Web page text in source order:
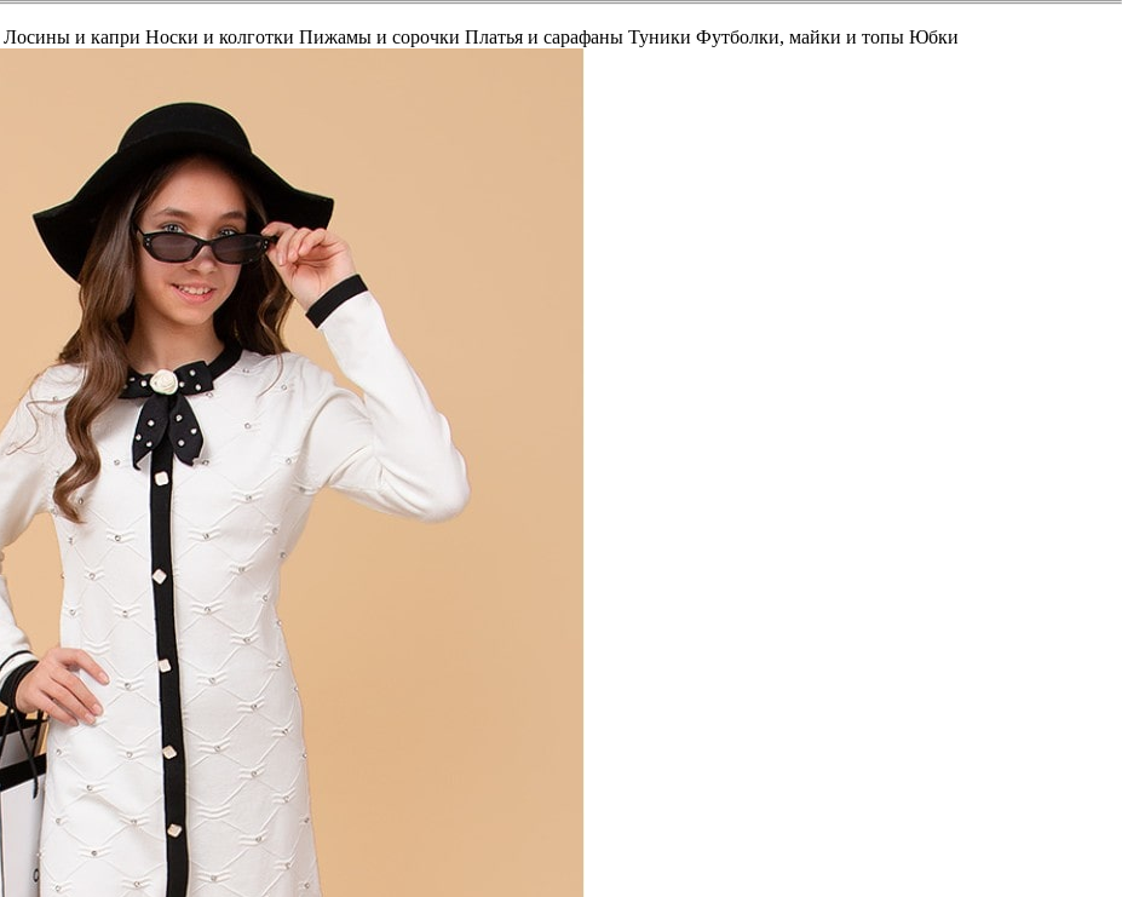
Лосины и капри Носки и колготки Пижамы и сорочки Платья и сарафаны Туники Футболки, майки и топы Юбки